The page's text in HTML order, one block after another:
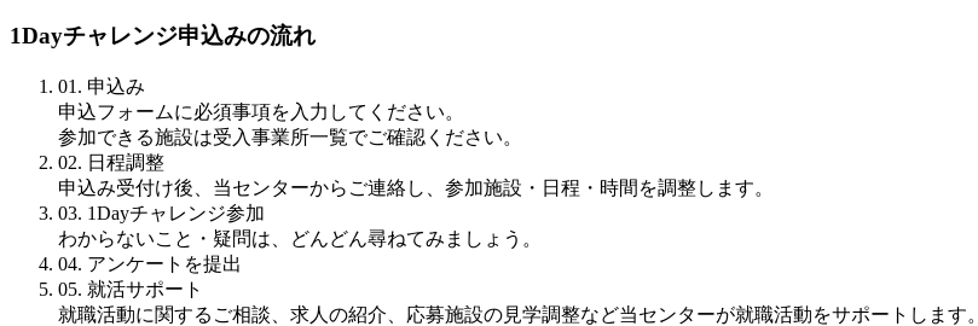
1Dayチャレンジ申込みの流れ
01. 申込み
申込フォームに必須事項を入力してください。
参加できる施設は受入事業所一覧でご確認ください。
02. 日程調整
申込み受付け後、当センターからご連絡し、参加施設・日程・時間を調整します。
03. 1Dayチャレンジ参加
わからないこと・疑問は、どんどん尋ねてみましょう。
04. アンケートを提出
05. 就活サポート
就職活動に関するご相談、求人の紹介、応募施設の見学調整など当センターが就職活動をサポートします。